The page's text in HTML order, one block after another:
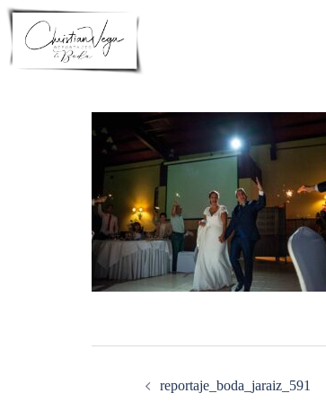
Saltar
al
contenido
reportaje_boda_jaraiz_591